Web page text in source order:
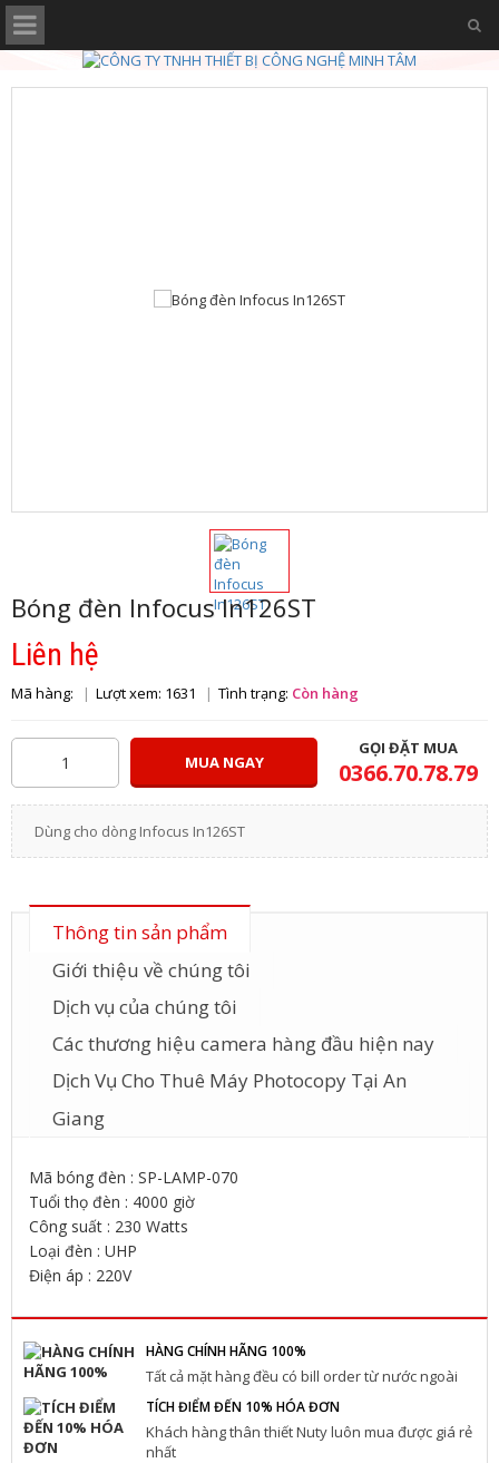
Bóng đèn Infocus In126ST
Liên hệ
Mã hàng: Lượt xem: 1631 Tình trạng: Còn hàng
MUA NGAY
GỌI ĐẶT MUA
0366.70.78.79
Dùng cho dòng Infocus In126ST
Thông tin sản phẩm
Giới thiệu về chúng tôi
Dịch vụ của chúng tôi
Các thương hiệu camera hàng đầu hiện nay
Dịch Vụ Cho Thuê Máy Photocopy Tại An
Giang
Mã bóng đèn : SP-LAMP-070
Tuổi thọ đèn : 4000 giờ
Công suất : 230 Watts
Loại đèn : UHP
Điện áp : 220V
HÀNG CHÍNH HÃNG 100%
Tất cả mặt hàng đều có bill order từ nước ngoài
TÍCH ĐIỂM ĐẾN 10% HÓA ĐƠN
Khách hàng thân thiết Nuty luôn mua được giá rẻ
nhất